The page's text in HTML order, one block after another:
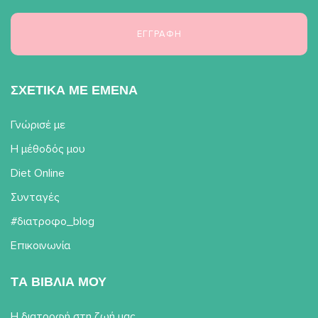
ΣΧΕΤΙΚΑ ΜΕ ΕΜΕΝΑ
Γνώρισέ με
Η μέθοδός μου
Diet Online
Συνταγές
#διατροφο_blog
Επικοινωνία
TΑ ΒΙΒΛΙΑ ΜΟΥ